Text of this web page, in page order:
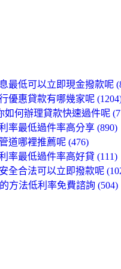
最低可以立即現金撥款呢
優惠貸款有哪幾家呢
何辦理貸款快速過件呢
率最低過件率高分享 (890)
道哪裡推薦呢 (476)
率最低過件率高好貸 (111)
全合法可以立即撥款呢
方法低利率免費諮詢 (504)